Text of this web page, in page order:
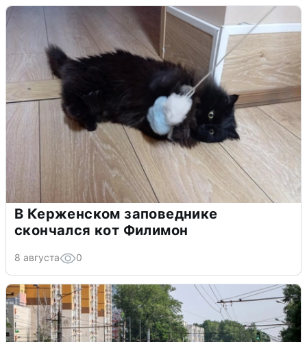
В Керженском заповеднике
скончался кот Филимон
8 августа 0